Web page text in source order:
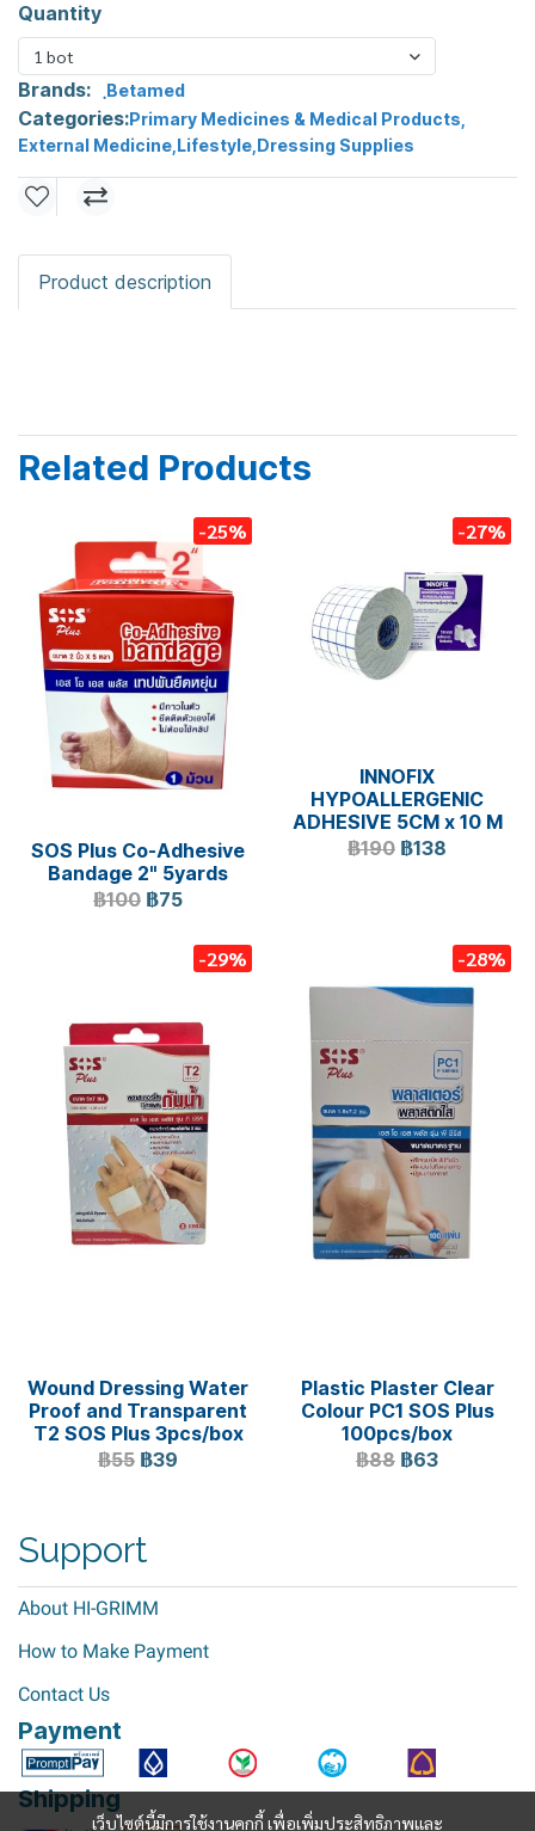
Quantity
1 bot
Brands: ฺBetamed
Categories:Primary Medicines & Medical Products
External Medicine Lifestyle Dressing Supplies
Product description
Related Products
-25%
SOS Plus Co-Adhesive
Bandage 2" 5yards
฿100 ฿75
-27%
INNOFIX
HYPOALLERGENIC
ADHESIVE 5CM x 10 M
฿190 ฿138
-29%
Wound Dressing Water
Proof and Transparent
T2 SOS Plus 3pcs/box
฿55 ฿39
-28%
Plastic Plaster Clear
Colour PC1 SOS Plus
100pcs/box
฿88 ฿63
เว็บไซต์นี้มีการใช้งานคุกกี้ เพื่อเพิ่มประสิทธิภาพและ
Support
About HI-GRIMM
How to Make Payment
Contact Us
Payment
Shipping